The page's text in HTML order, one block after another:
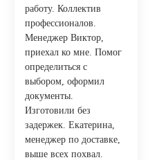
работу. Коллектив
профессионалов.
Менеджер Виктор,
приехал ко мне. Помог
определиться с
выбором, оформил
документы.
Изготовили без
задержек. Екатерина,
менеджер по доставке,
выше всех похвал.